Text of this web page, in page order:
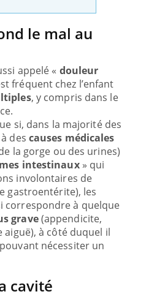
le mal au
appelé « douleur
fréquent chez l’enfant
, y compris dans le
si, dans la majorité des
des causes médicales
la gorge ou des urines)
intestinaux » qui
involontaires de
gastroentérite), les
correspondre à quelque
grave(appendicite,
à côté duquel il
nécessiter un
cavité